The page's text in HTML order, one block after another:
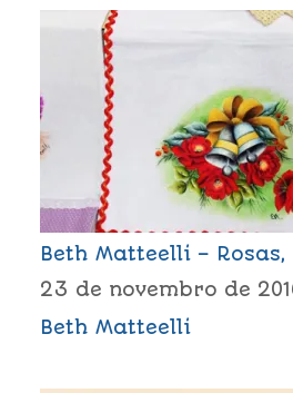
Beth Matteelli – Rosas,
23 de novembro de
Beth Matteelli